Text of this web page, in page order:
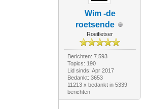
Wim -de
roetsende
Roeifietser
Berichten: 7.593
Topics: 190
Lid sinds: Apr 2017
Bedankt: 3653
11213 x bedankt in 5339
berichten